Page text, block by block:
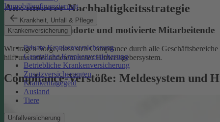
Immobilienfinanzierung
Krankheit, Unfall & Pflege
Krankenversicherung
Private Krankenversicherung
Gesetzliche Krankenversicherung
Betriebliche Krankenversicherung
Zusatzversicherungen
Krankentagegeld
Ausland
Tiere
Unfallversicherung
Aus unserer Nachhaltigkeitsstrategie
Nachhaltige Standorte und motivierte Mitarbeitende
Wir tragen Sorge, dass sich Compliance durch alle
hilft uns unter anderem unser Hinweisgebersystem.
Compliance-Verstöße: Meldesystem und